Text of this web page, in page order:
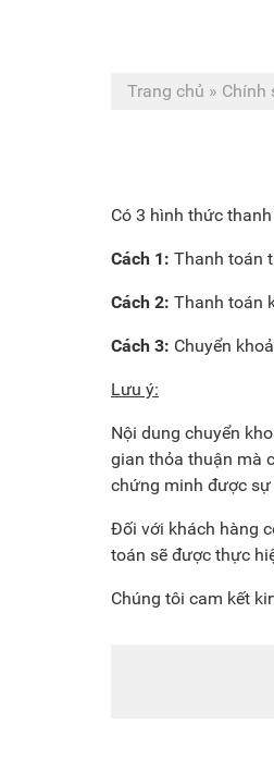
Trang chủ » Chính
Có 3 hình thức
Cách 1: Thanh toán
Cách 2: Thanh toán
Cách 3: Chuyển
Lưu ý:
Nội dung chuyển
gian thỏa thuận mà
chứng minh được
Đối với khách hàng
toán sẽ được thực
Chúng tôi cam kết